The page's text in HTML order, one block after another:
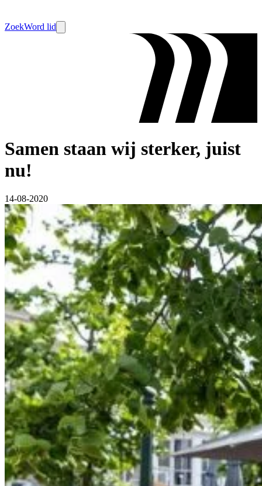
ZoekWord lid
Samen staan wij sterker, juist
nu!
14-08-2020